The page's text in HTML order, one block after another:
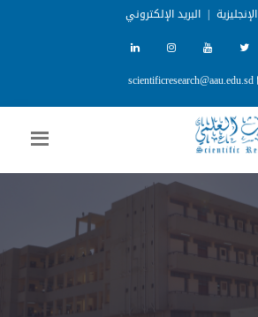
الإنجليزية | البريد الإلكتروني
scientificresearch@aau.edu.sd